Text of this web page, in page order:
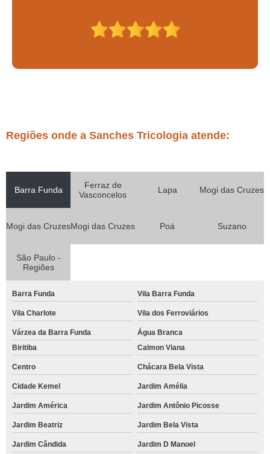
Regiões onde a Sanches Tricologia atende:
Barra Funda
Ferraz de
Vasconcelos
Lapa Mogi das Cruzes
Mogi das CruzesMogi das Cruzes Poá Suzano
São Paulo -
Regiões
Barra Funda Vila Barra Funda
Vila Charlote Vila dos Ferroviários
Várzea da Barra Funda
Água Branca
Biritiba
Calmon Viana
Centro Chácara Bela Vista
Cidade Kemel Jardim Amélia
Jardim América Jardim Antônio Picosse
Jardim Beatriz Jardim Bela Vista
Jardim Cândida Jardim D Manoel